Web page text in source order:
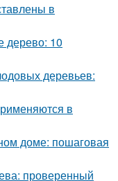
в
дерево: 10
деревьев:
в
доме: пошаговая
проверенный